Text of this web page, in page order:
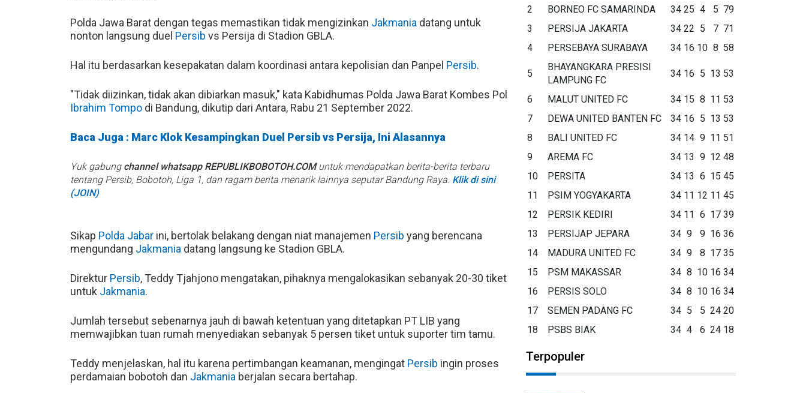
Polda Jawa Barat dengan tegas memastikan tidak mengizinkan Jakmania datang untuk
nonton langsung duel Persib vs Persija di Stadion GBLA.
Hal itu berdasarkan kesepakatan dalam koordinasi antara kepolisian dan Panpel Persib.
"Tidak diizinkan, tidak akan dibiarkan masuk," kata Kabidhumas Polda Jawa Barat Kombes Pol
Ibrahim Tompo di Bandung, dikutip dari Antara, Rabu 21 September 2022.
Baca Juga : Marc Klok Kesampingkan Duel Persib vs Persija, Ini Alasannya
Yuk gabung channel whatsapp REPUBLIKBOBOTOH.COMuntuk mendapatkan berita-berita terbaru
tentang Persib, Bobotoh, Liga 1, dan ragam berita menarik lainnya seputar Bandung Raya. Klik di sini
(JOIN)
Sikap Polda Jabar ini, bertolak belakang dengan niat manajemen Persib yang berencana
mengundang Jakmania datang langsung ke Stadion GBLA.
Direktur Persib, Teddy Tjahjono mengatakan, pihaknya mengalokasikan sebanyak 20-30 tiket
untuk Jakmania.
Jumlah tersebut sebenarnya jauh di bawah ketentuan yang ditetapkan PT LIB yang
memwajibkan tuan rumah menyediakan sebanyak 5 persen tiket untuk suporter tim tamu.
Teddy menjelaskan, hal itu karena pertimbangan keamanan, mengingat Persib ingin proses
perdamaian bobotoh dan Jakmania berjalan secara bertahap.
2
BORNEO FC SAMARINDA 34 25 4 5 79
3
PERSIJA JAKARTA 34 22 5 7 71
4
PERSEBAYA SURABAYA 34 16 10 8 58
5
BHAYANGKARA PRESISI
LAMPUNG FC
34 16 5 13 53
6 MALUT UNITED FC 34 15 8 11 53
7
DEWA UNITED BANTEN FC 34 16 5 13 53
8
BALI UNITED FC 34 14 9 11 51
9
AREMA FC 34 13 9 12 48
10
PERSITA 34 13 6 15 45
11
PSIM YOGYAKARTA 34 11 12 11 45
12
PERSIK KEDIRI 34 11 6 17 39
13
PERSIJAP JEPARA 34 9 9 16 36
14
MADURA UNITED FC 34 9 8 17 35
15
PSM MAKASSAR 34 8 10 16 34
16
PERSIS SOLO 34 8 10 16 34
17
SEMEN PADANG FC 34 5 5 24 20
18
PSBS BIAK 34 4 6 24 18
Terpopuler